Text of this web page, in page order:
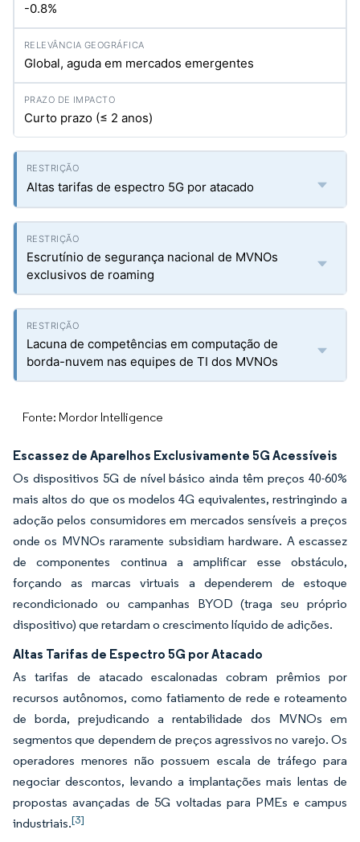
-0.8%
Global, aguda em mercados emergentes
Curto prazo (≤ 2 anos)
Altas tarifas de espectro 5G por atacado
Escrutínio de segurança nacional de MVNOs
exclusivos de roaming
Lacuna de competências em computação de
borda-nuvem nas equipes de TI dos MVNOs
Fonte: Mordor Intelligence
Escassez de Aparelhos Exclusivamente 5G Acessíveis
Os dispositivos 5G de nível básico ainda têm preços 40-60%
mais altos do que os modelos 4G equivalentes, restringindo a
adoção pelos consumidores em mercados sensíveis a preços
onde os MVNOs raramente subsidiam hardware. A escassez
de componentes continua a amplificar esse obstáculo,
forçando as marcas virtuais a dependerem de estoque
recondicionado ou campanhas BYOD (traga seu próprio
dispositivo) que retardam o crescimento líquido de adições.
Altas Tarifas de Espectro 5G por Atacado
As tarifas de atacado escalonadas cobram prêmios por
recursos autônomos, como fatiamento de rede e roteamento
de borda, prejudicando a rentabilidade dos MVNOs em
segmentos que dependem de preços agressivos no varejo. Os
operadores menores não possuem escala de tráfego para
negociar descontos, levando a implantações mais lentas de
propostas avançadas de 5G voltadas para PMEs e campus
industriais.[3]